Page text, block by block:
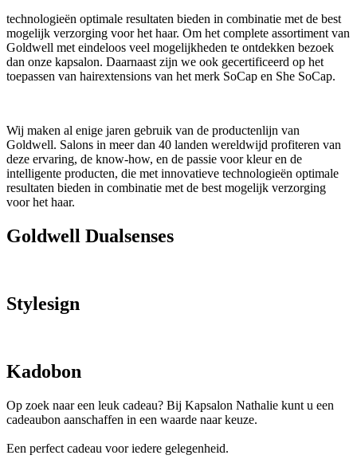
technologieën optimale resultaten bieden in combinatie met de best
mogelijk verzorging voor het haar. Om het complete assortiment van
Goldwell met eindeloos veel mogelijkheden te ontdekken bezoek
dan onze kapsalon. Daarnaast zijn we ook gecertificeerd op het
toepassen van hairextensions van het merk SoCap en She SoCap.
Wij maken al enige jaren gebruik van de productenlijn van
Goldwell. Salons in meer dan 40 landen wereldwijd profiteren van
deze ervaring, de know-how, en de passie voor kleur en de
intelligente producten, die met innovatieve technologieën optimale
resultaten bieden in combinatie met de best mogelijk verzorging
voor het haar.
Goldwell Dualsenses
Stylesign
Kadobon
Op zoek naar een leuk cadeau? Bij Kapsalon Nathalie kunt u een
cadeaubon aanschaffen in een waarde naar keuze.
Een perfect cadeau voor iedere gelegenheid.